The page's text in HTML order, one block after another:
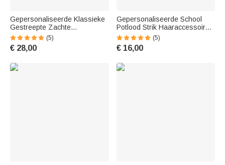
Gepersonaliseerde Klassieke
Gestreepte Zachte
Fleecedeken met Naam
Verjaardagscadeau voor
Familie Vriendin
(5)
€ 28,00
Gepersonaliseerde School
Potlood Strik Haaraccessoires
met Rang En Naam Halloween
Kerstmis Terug Naar School
Cadeau voor Kinderen
(5)
€ 16,00